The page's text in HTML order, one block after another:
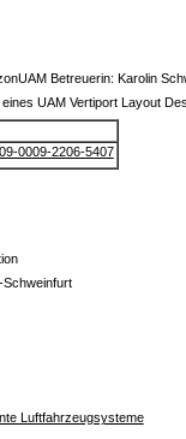
Betreuerin: Karolin
UAM Vertiport Layout
0009-2206-5407
Luftfahrzeugsysteme